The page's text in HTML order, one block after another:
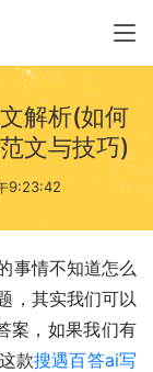
解析(如何
文与技巧)
9:23:42
事情不知道怎么
，其实我们可以
案，如果我们有
款搜遇百答ai写